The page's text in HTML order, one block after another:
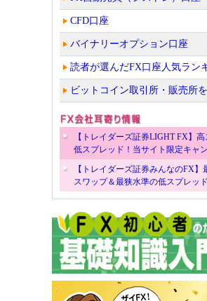
CFD口座
バイナリーオプション口座
読者が選んだFX口座人気ラン
ビットコイン取引所・販売所
【トレイダーズ証券LIGHT FX】
低スプレッド！当サイト限定キャ
【トレイダーズ証券みんなのFX】
スワップ＆最狭水準の低スプレッ